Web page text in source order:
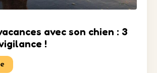
avec son chien : 3
!